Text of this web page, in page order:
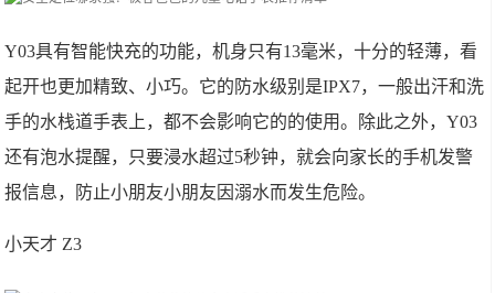
Y03具有智能快充的功能，机身只有13毫米，十分的轻薄，看
起开也更加精致、小巧。它的防水级别是IPX7，一般出汗和洗
手的水栈道手表上，都不会影响它的的使用。除此之外，Y03
还有泡水提醒，只要浸水超过5秒钟，就会向家长的手机发警
报信息，防止小朋友小朋友因溺水而发生危险。
小天才 Z3